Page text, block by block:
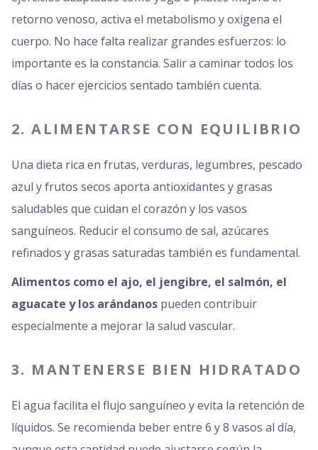
retorno venoso, activa el metabolismo y oxigena el
cuerpo. No hace falta realizar grandes esfuerzos: lo
importante es la constancia. Salir a caminar todos los
días o hacer ejercicios sentado también cuenta.
2. ALIMENTARSE CON EQUILIBRIO
Una dieta rica en frutas, verduras, legumbres, pescado
azul y frutos secos aporta antioxidantes y grasas
saludables que cuidan el corazón y los vasos
sanguíneos. Reducir el consumo de sal, azúcares
refinados y grasas saturadas también es fundamental.
Alimentos como el ajo, el jengibre, el salmón, el
aguacate y los arándanos pueden contribuir
especialmente a mejorar la salud vascular.
3. MANTENERSE BIEN HIDRATADO
El agua facilita el flujo sanguíneo y evita la retención de
líquidos. Se recomienda beber entre 6 y 8 vasos al día,